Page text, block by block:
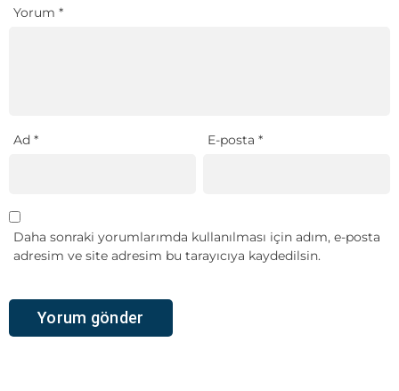
Yorum *
Ad * E-posta*
Daha sonraki yorumlarımda kullanılması için adım, e-posta
adresim ve site adresim bu tarayıcıya kaydedilsin.